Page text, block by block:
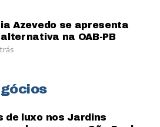
Azevedo se apresenta
na OAB-PB
de luxo nos Jardins